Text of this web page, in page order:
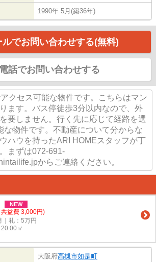
1990年 5月(築36年)
ルでお問い合わせする(無料)
電話でお問い合わせする
クセス可能な物件です。こちらはマン
ます。バス停徒歩3分以内なので、外
要しません。行く先に応じて経路を選
な物件です。不動産について分からな
ハウを持ったARI HOMEスタッフが丁
まずは072-691-
からご連絡ください。
NEW
益費 3,000円)
｜礼：5万円
㎡
大阪府高槻市如是町